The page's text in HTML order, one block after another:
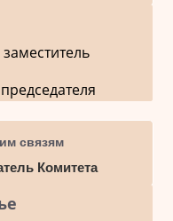
связям
Комитета